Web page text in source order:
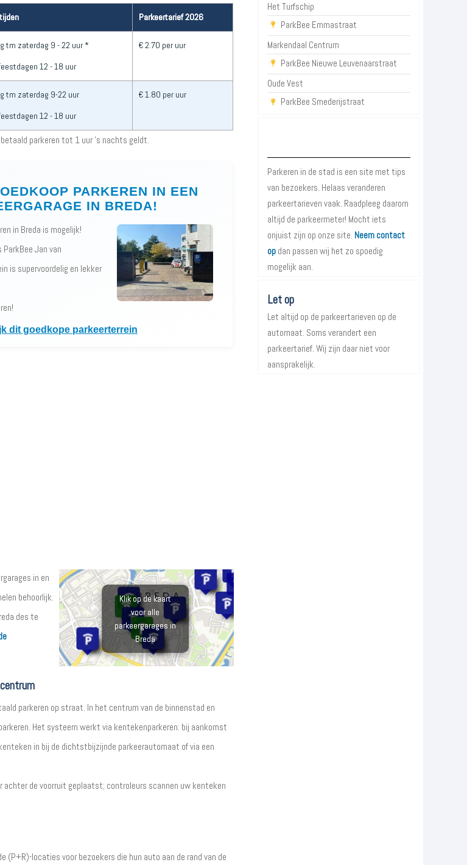
Parkeertarief 2026
tm zaterdag 9 - 22 uur *
12 - 18 uur
€ 2.70 per uur
tm zaterdag 9-22 uur
12 - 18 uur
€ 1.80 per uur
parkeren tot 1 uur 's nachts geldt.
PARKEREN IN EEN
IN BREDA!
in Breda is mogelijk!
ParkBee Jan van
is supervoordelig en lekker
dit goedkope parkeerterrein
Klik op de kaart
voor alle
parkeergarages in
Breda
in en
behoorlijk.
des te
parkeren op straat. In het centrum van de binnenstad en
Het systeem werkt via kentekenparkeren: bij aankomst
in bij de dichtstbijzijnde parkeerautomaat of via een
achter de voorruit geplaatst; controleurs scannen uw kenteken
(P+R)-locaties voor bezoekers die hun auto aan de rand van de
Het Turfschip
ParkBee Emmastraat
Markendaal Centrum
ParkBee Nieuwe Leuvenaarstraat
Oude Vest
ParkBee Smederijstraat
Parkeren in de stad is een site met tips
van bezoekers. Helaas veranderen
parkeertarieven vaak. Raadpleeg daarom
altijd de parkeermeter! Mocht iets
onjuist zijn op onze site. Neem contact
op dan passen wij het zo spoedig
mogelijk aan.
Let op
Let altijd op de parkeertarieven op de
automaat. Soms verandert een
parkeertarief. Wij zijn daar niet voor
aansprakelijk.